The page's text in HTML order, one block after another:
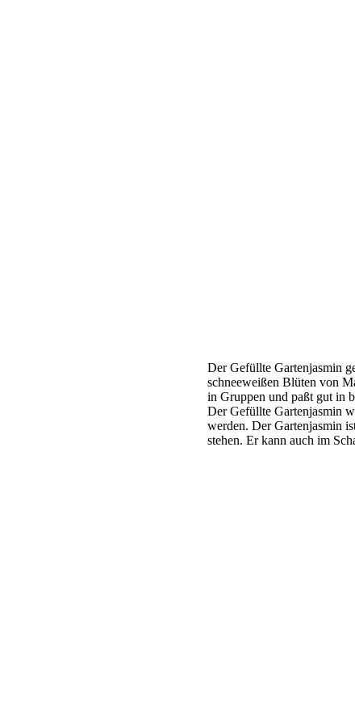
Der Gefüllte Gartenjasmin
schneeweißen Blüten von
in Gruppen und paßt gut in
Der Gefüllte Gartenjasmin
werden. Der Gartenjasmin
stehen. Er kann auch im